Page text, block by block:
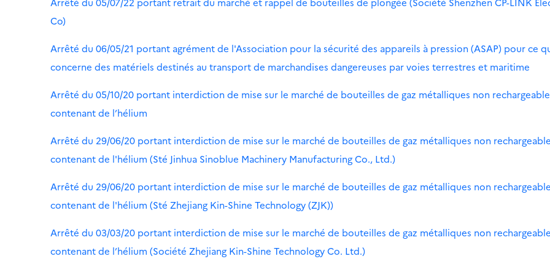
Co)
Arrêté du 06/05/21 portant agrément de l'Association pour la sécurité des appareils à pression (ASAP) pour ce
concerne des matériels destinés au transport de marchandises dangereuses par voies terrestres et maritime
Arrêté du 05/10/20 portant interdiction de mise sur le marché de bouteilles de gaz métalliques non
contenant de l’hélium
Arrêté du 29/06/20 portant interdiction de mise sur le marché de bouteilles de gaz métalliques non
contenant de l'hélium (Sté Jinhua Sinoblue Machinery Manufacturing Co., Ltd.)
Arrêté du 29/06/20 portant interdiction de mise sur le marché de bouteilles de gaz métalliques non
contenant de l'hélium (Sté Zhejiang Kin-Shine Technology (ZJK))
Arrêté du 03/03/20 portant interdiction de mise sur le marché de bouteilles de gaz métalliques non
contenant de l’hélium (Société Zhejiang Kin-Shine Technology Co. Ltd.)